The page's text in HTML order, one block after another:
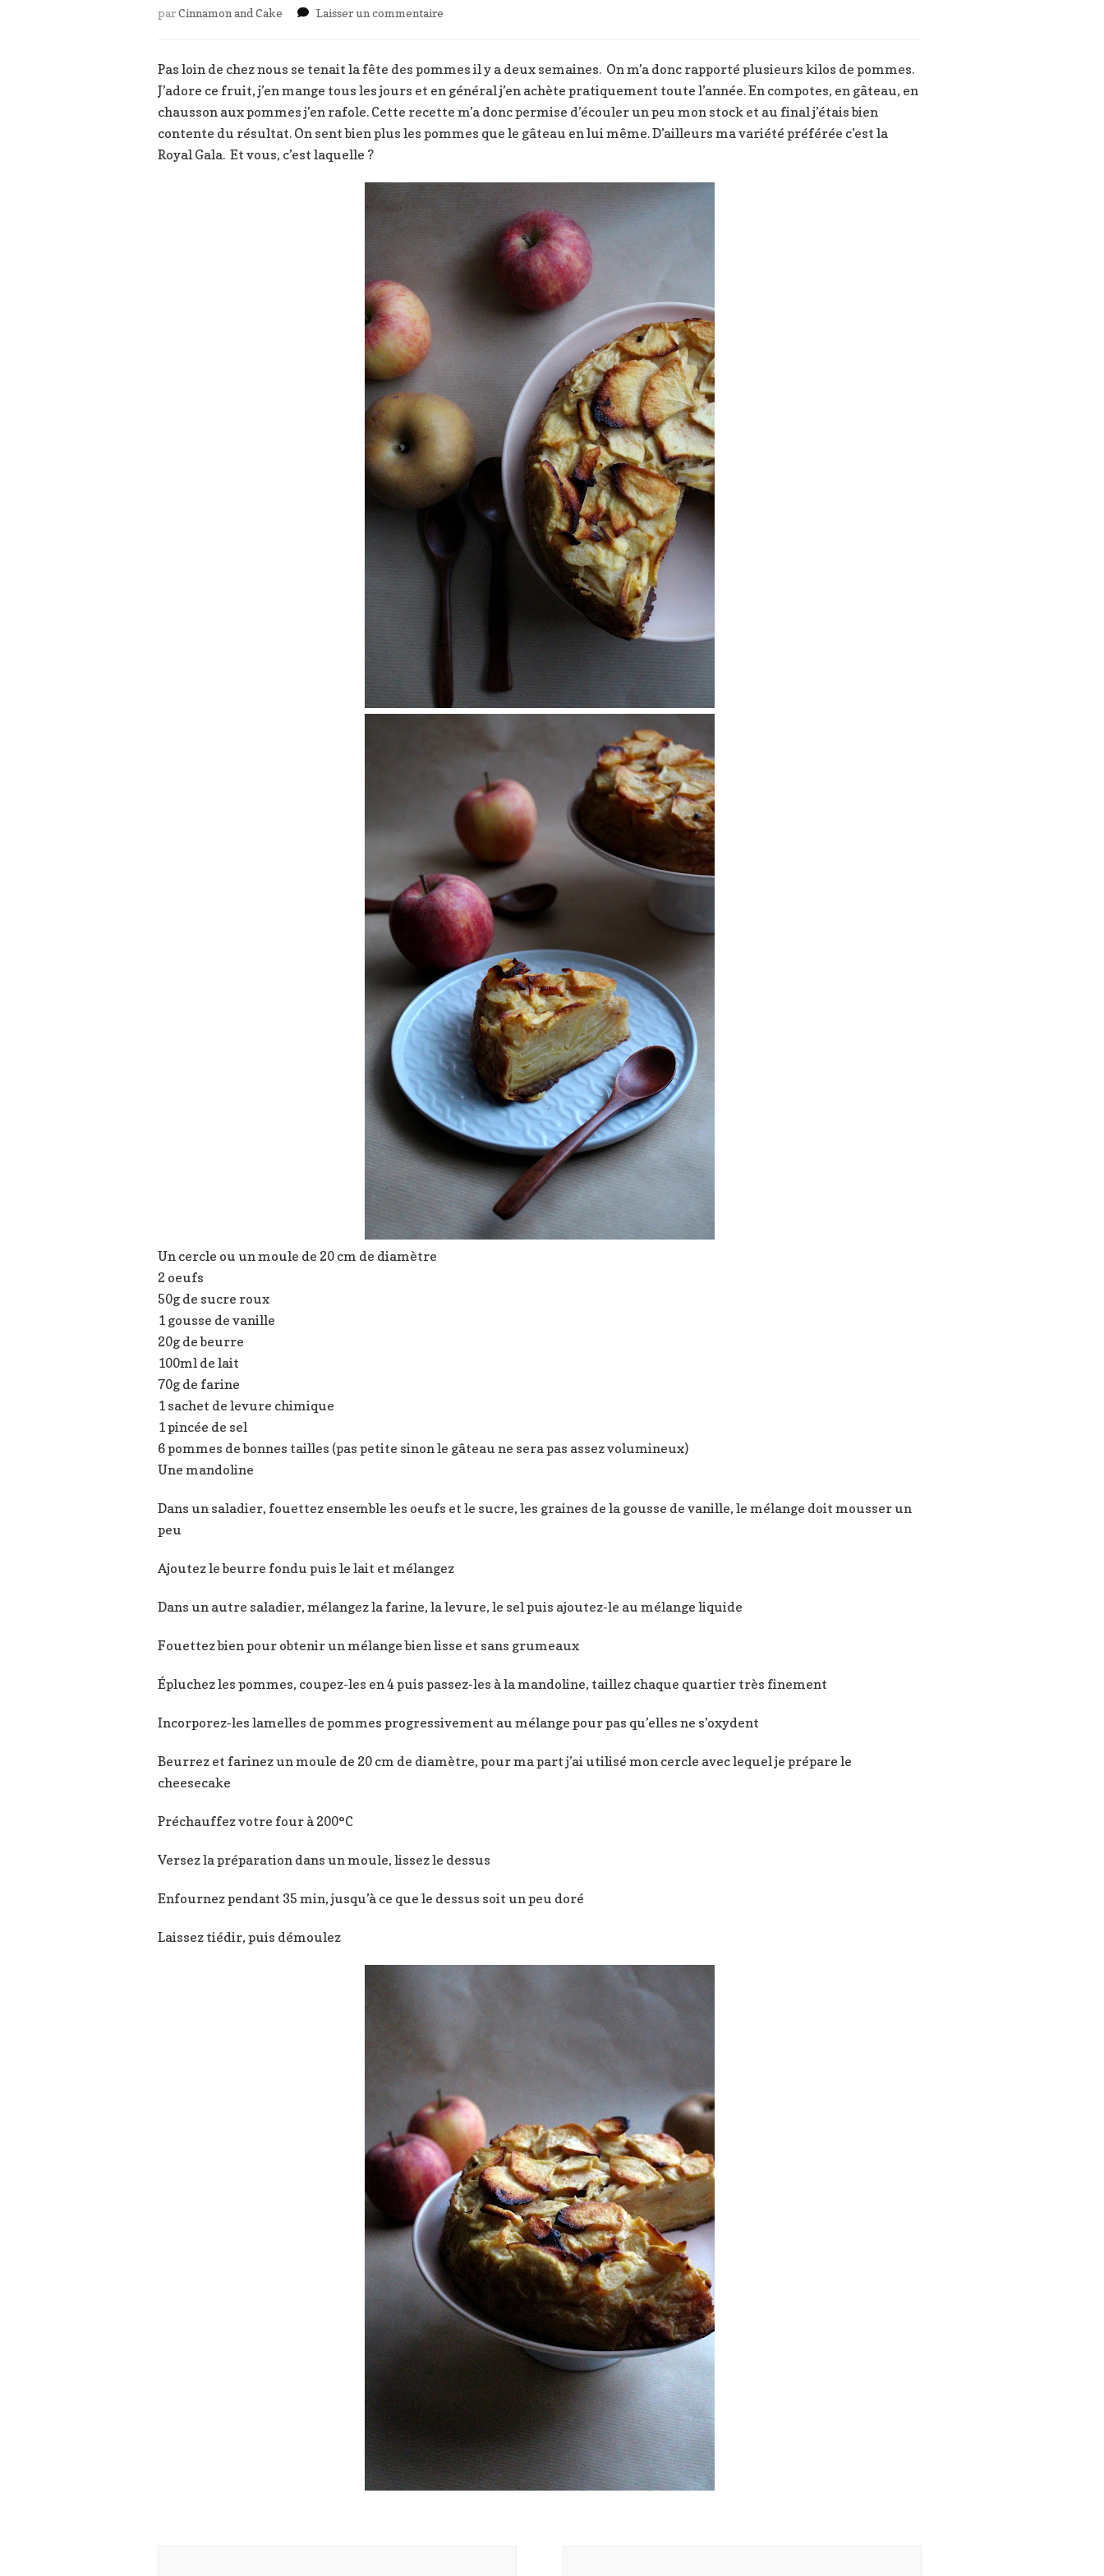
parCinnamon and Cake Laisser un commentaire
pommes
Pas loin de chez nous se tenait la fête des pommes il y a deux semaines. On m’a donc rapporté plusieurs kilos de pommes.
J’adore ce fruit, j’en mange tous les jours et en général j’en achète pratiquement toute l’année. En compotes, en gâteau, en
chausson aux pommes j’en rafole. Cette recette m’a donc permise d’écouler un peu mon stock et au final j’étais bien
contente du résultat. On sent bien plus les pommes que le gâteau en lui même. D’ailleurs ma variété préférée c’est la
Royal Gala. Et vous, c’est laquelle ?
Un cercle ou un moule de 20 cm de diamètre
2 oeufs
50g de sucre roux
1 gousse de vanille
20g de beurre
100ml de lait
70g de farine
1 sachet de levure chimique
1 pincée de sel
6 pommes de bonnes tailles (pas petite sinon le gâteau ne sera pas assez volumineux)
Une mandoline
Dans un saladier, fouettez ensemble les oeufs et le sucre, les graines de la gousse de vanille, le mélange doit mousser un
peu
Ajoutez le beurre fondu puis le lait et mélangez
Dans un autre saladier, mélangez la farine, la levure, le sel puis ajoutez-le au mélange liquide
Fouettez bien pour obtenir un mélange bien lisse et sans grumeaux
Épluchez les pommes, coupez-les en 4 puis passez-les à la mandoline, taillez chaque quartier très finement
Incorporez-les lamelles de pommes progressivement au mélange pour pas qu’elles ne s’oxydent
Beurrez et farinez un moule de 20 cm de diamètre, pour ma part j’ai utilisé mon cercle avec lequel je prépare le
cheesecake
Préchauffez votre four à 200°C
Versez la préparation dans un moule, lissez le dessus
Enfournez pendant 35 min, jusqu’à ce que le dessus soit un peu doré
Laissez tiédir, puis démoulez